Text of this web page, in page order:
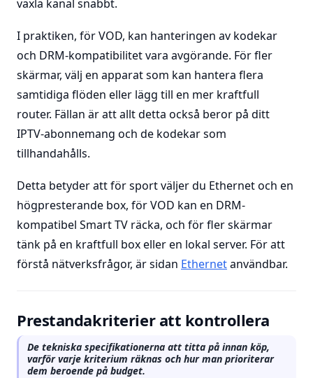
växla kanal snabbt.
I praktiken, för VOD, kan hanteringen av kodekar
och DRM-kompatibilitet vara avgörande. För fler
skärmar, välj en apparat som kan hantera flera
samtidiga flöden eller lägg till en mer kraftfull
router. Fällan är att allt detta också beror på ditt
IPTV-abonnemang och de kodekar som
tillhandahålls.
Detta betyder att för sport väljer du Ethernet och en
högpresterande box, för VOD kan en DRM-
kompatibel Smart TV räcka, och för fler skärmar
tänk på en kraftfull box eller en lokal server. För att
förstå nätverksfrågor, är sidan Ethernetanvändbar.
Prestandakriterier att kontrollera
De tekniska specifikationerna att titta på innan köp,
varför varje kriterium räknas och hur man prioriterar
dem beroende på budget.